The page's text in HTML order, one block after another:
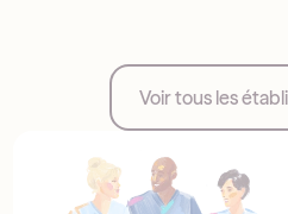
Voir tous les